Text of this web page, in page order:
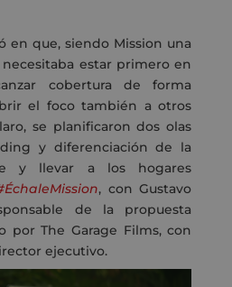
en que, siendo Mission una
estar primero en
cobertura de forma
el foco también a otros
se planificaron dos olas
y diferenciación de la
y llevar a los hogares
, con Gustavo
de la propuesta
por The Garage Films, con
ejecutivo.